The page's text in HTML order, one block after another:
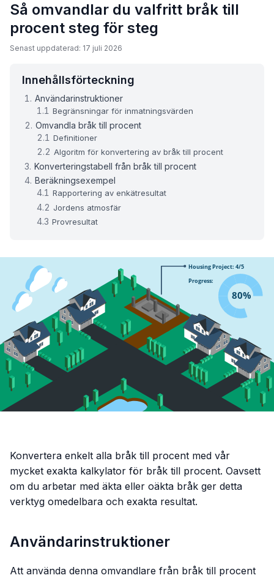
Så omvandlar du valfritt bråk till
procent steg för steg
Senast uppdaterad: 17 juli 2026
Innehållsförteckning
Användarinstruktioner
Begränsningar för inmatningsvärden
Omvandla bråk till procent
Definitioner
Algoritm för konvertering av bråk till procent
Konverteringstabell från bråk till procent
Beräkningsexempel
Rapportering av enkätresultat
Jordens atmosfär
Provresultat
Konvertera enkelt alla bråk till procent med vår
mycket exakta kalkylator för bråk till procent. Oavsett
om du arbetar med äkta eller oäkta bråk ger detta
verktyg omedelbara och exakta resultat.
Användarinstruktioner
Att använda denna omvandlare från bråk till procent